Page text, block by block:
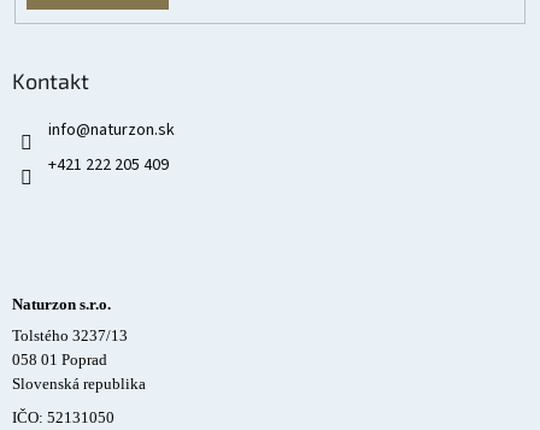
Kontakt
info@naturzon.sk
+421 222 205 409
Naturzon s.r.o.
Tolstého 3237/13
058 01 Poprad
Slovenská republika
IČO: 52131050